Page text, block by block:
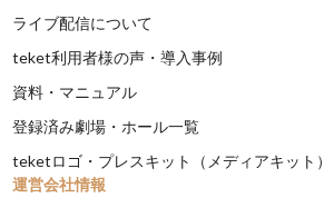
ライブ配信について
teket利用者様の声・導入事例
資料・マニュアル
登録済み劇場・ホール一覧
teketロゴ・プレスキット（メディアキット）
運営会社情報